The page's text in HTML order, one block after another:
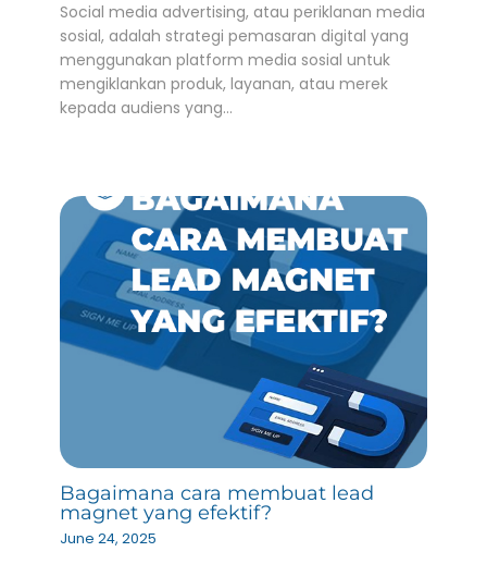
Social media advertising, atau periklanan media
sosial, adalah strategi pemasaran digital yang
menggunakan platform media sosial untuk
mengiklankan produk, layanan, atau merek
kepada audiens yang…
Bagaimana cara membuat lead
magnet yang efektif?
June 24, 2025